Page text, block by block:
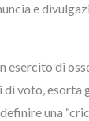
e
esercito di
voto, esorta
una